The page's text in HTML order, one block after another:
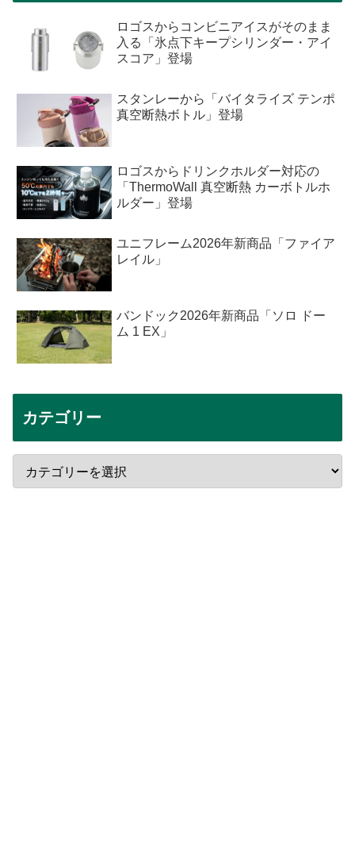
ロゴスからコンビニアイスがそのまま
入る「氷点下キープシリンダー・アイ
スコア」登場
スタンレーから「バイタライズ テンポ
真空断熱ボトル」登場
ロゴスからドリンクホルダー対応の
「ThermoWall 真空断熱 カーボトルホ
ルダー」登場
ユニフレーム2026年新商品「ファイア
レイル」
バンドック2026年新商品「ソロ ドー
ム 1 EX」
カテゴリー